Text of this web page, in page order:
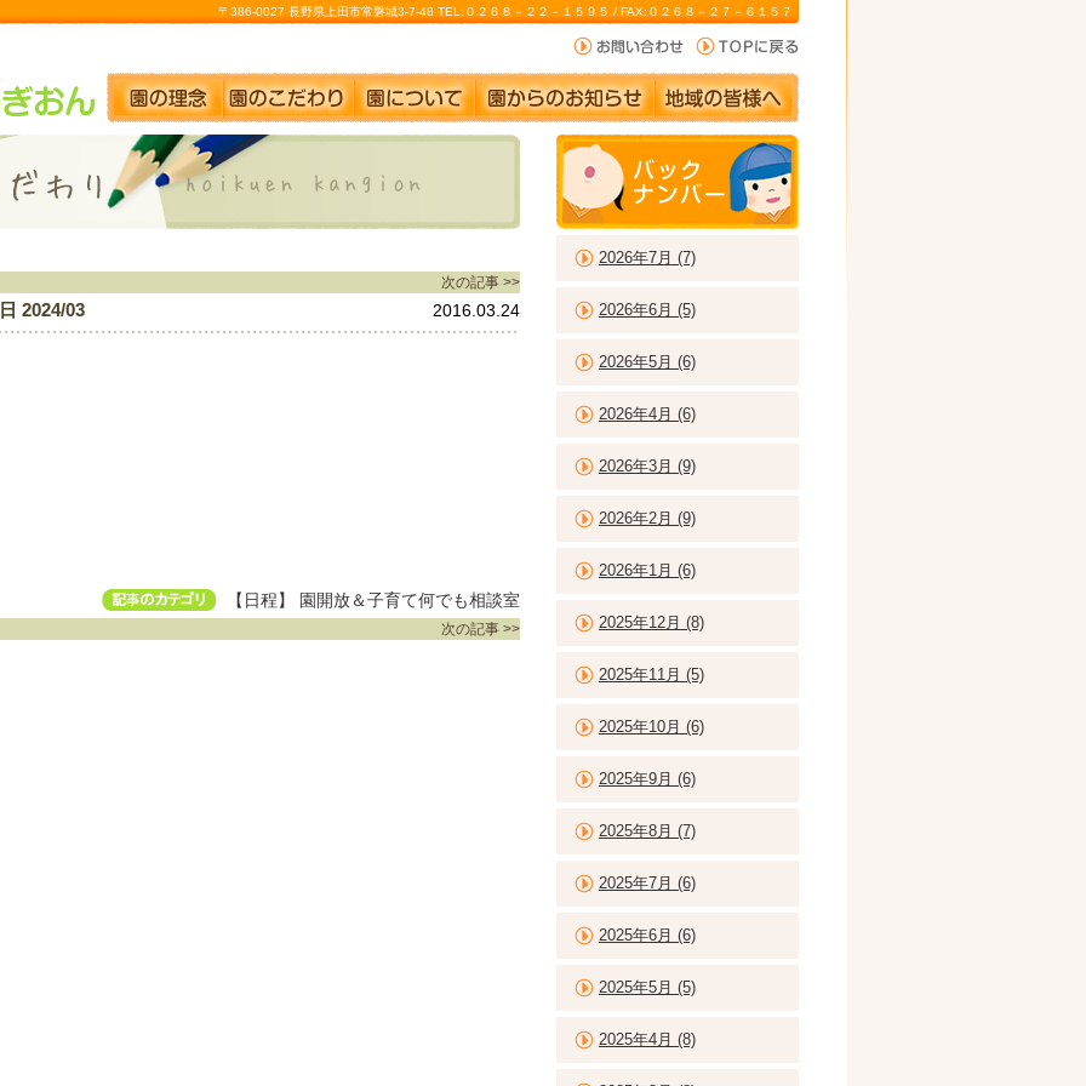
〒386-0027 長野県上田市常磐城3-7-48 TEL:０２６８－２２－１５９５ / FAX:０２６８－２７－６１５７
次の記事 >>
2024/03 2016.03.24
【日程】 園開放＆子育て何でも相談室
次の記事 >>
2026年7月 (7)
2026年6月 (5)
2026年5月 (6)
2026年4月 (6)
2026年3月 (9)
2026年2月 (9)
2026年1月 (6)
2025年12月 (8)
2025年11月 (5)
2025年10月 (6)
2025年9月 (6)
2025年8月 (7)
2025年7月 (6)
2025年6月 (6)
2025年5月 (5)
2025年4月 (8)